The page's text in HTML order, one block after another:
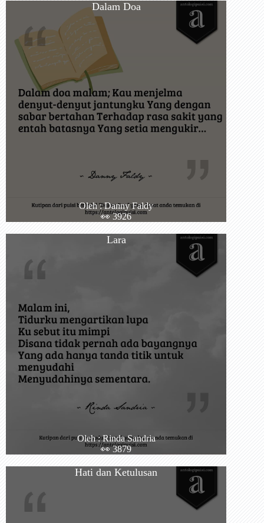
Dalam Doa
Oleh : Danny Faldy
👀 3926
Lara
Oleh : Rinda Sandria
👀 3879
Hati dan Ketulusan